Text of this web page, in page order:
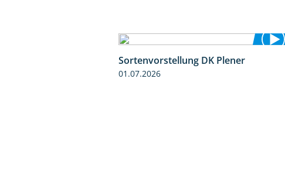
Sortenvorstellung DK Plener
01.07.2026